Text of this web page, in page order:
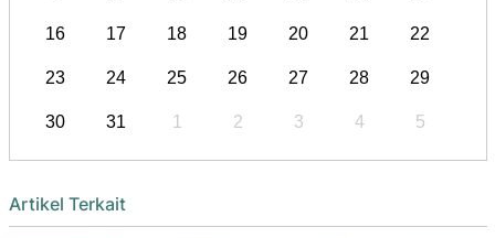
16 17 18 19 20 21 22
23 24 25 26 27 28 29
30 31 1 2 3 4 5
Artikel Terkait